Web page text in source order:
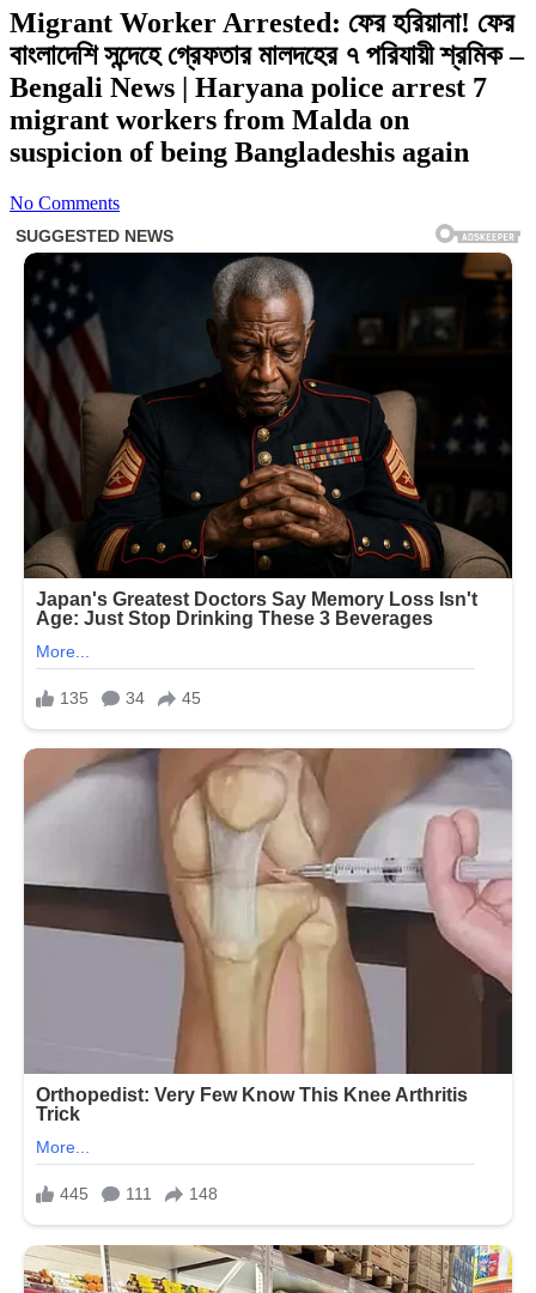
Migrant Worker Arrested: ফের হরিয়ানা! ফের
বাংলাদেশি সন্দেহে গ্রেফতার মালদহের ৭ পরিযায়ী শ্রমিক –
Bengali News | Haryana police arrest 7
migrant workers from Malda on
suspicion of being Bangladeshis again
No Comments